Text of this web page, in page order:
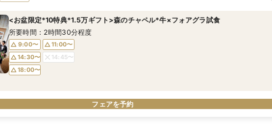
<お盆限定*10特典*1.5万ギフト>森のチャペル*牛×フォアグラ試食
所要時間：2時間30分程度
9:00〜
11:00〜
14:30〜
14:45〜
18:00〜
フェアを予約